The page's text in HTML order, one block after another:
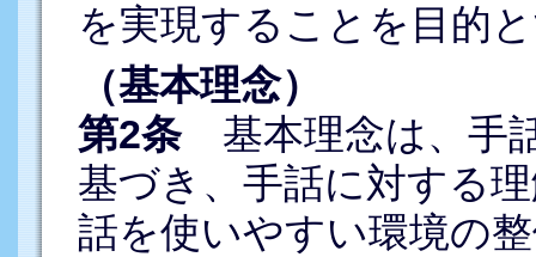
を実現することを目的
（基本理念）
第2条基本理念は、手
基づき、手話に対する
話を使いやすい環境の